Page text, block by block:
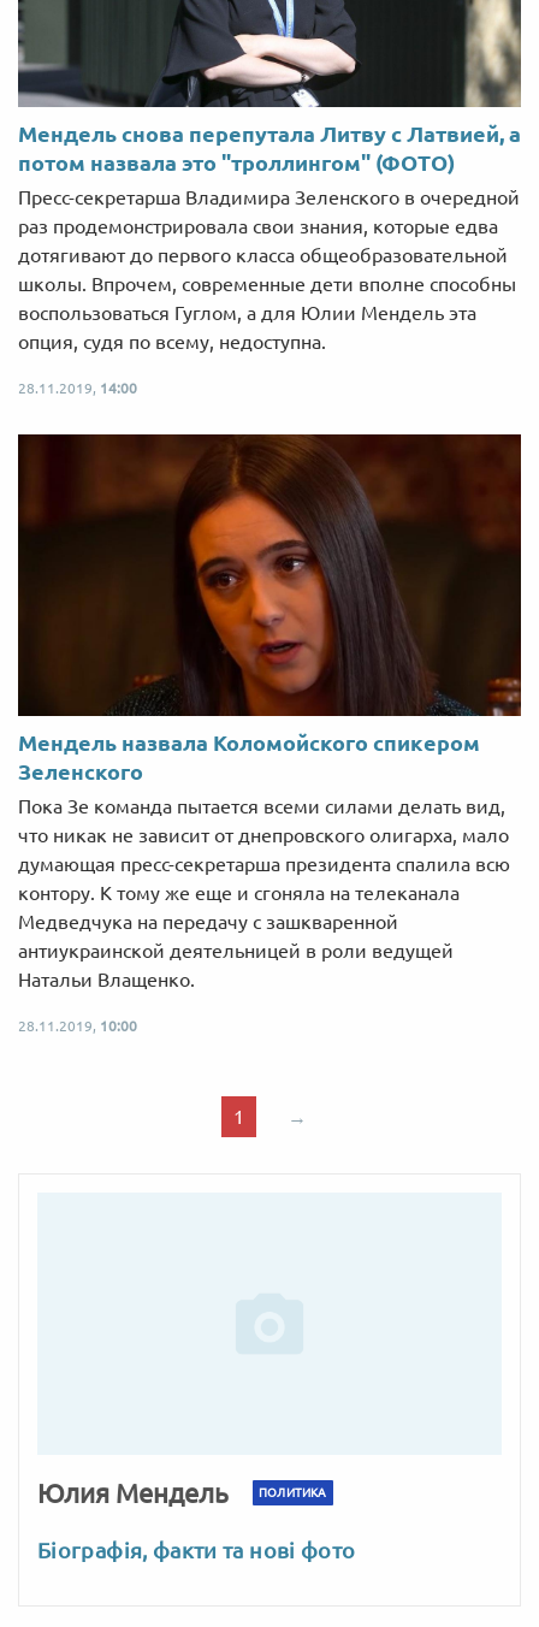
Мендель снова перепутала Литву с Латвией, а
потом назвала это "троллингом" (ФОТО)
Пресс-секретарша Владимира Зеленского в очередной
раз продемонстрировала свои знания, которые едва
дотягивают до первого класса общеобразовательной
школы. Впрочем, современные дети вполне способны
воспользоваться Гуглом, а для Юлии Мендель эта
опция, судя по всему, недоступна.
28.11.2019, 14:00
Мендель назвала Коломойского спикером
Зеленского
Пока Зе команда пытается всеми силами делать вид,
что никак не зависит от днепровского олигарха, мало
думающая пресс-секретарша президента спалила всю
контору. К тому же еще и сгоняла на телеканала
Медведчука на передачу с зашкваренной
антиукраинской деятельницей в роли ведущей
Натальи Влащенко.
28.11.2019, 10:00
1 →
Юлия Мендель ПОЛИТИКА
Біографія, факти та нові фото